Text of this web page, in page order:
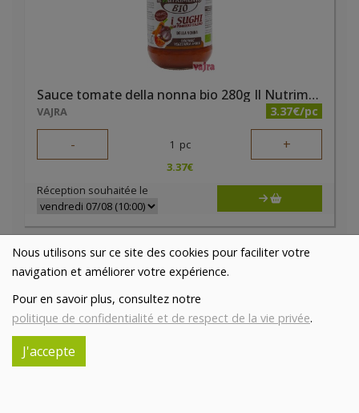
Nous utilisons sur ce site des cookies pour faciliter votre
navigation et améliorer votre expérience.
Pour en savoir plus, consultez notre
politique de confidentialité et de respect de la vie privée.
J'accepte
Sauce tomate della nonna bio 280g Il Nutrimento
VAJRA 3.37€/pc
- 1 pc +
3.37€
Réception souhaitée le